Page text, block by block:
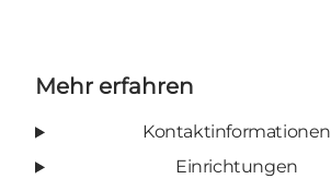
Mehr erfahren
Kontaktinformationen
Einrichtungen